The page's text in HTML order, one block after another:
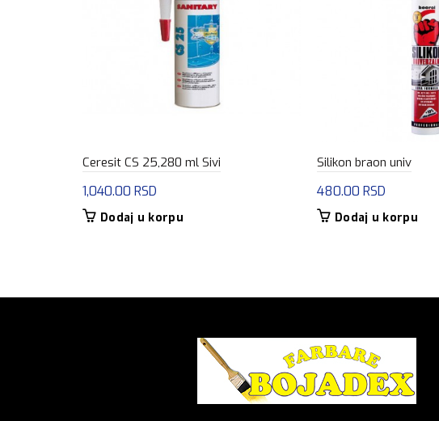
Ceresit CS 25,280 ml Sivi
1,040.00 RSD
Dodaj u korpu
Silikon braon univ
480.00 RSD
Dodaj u korpu